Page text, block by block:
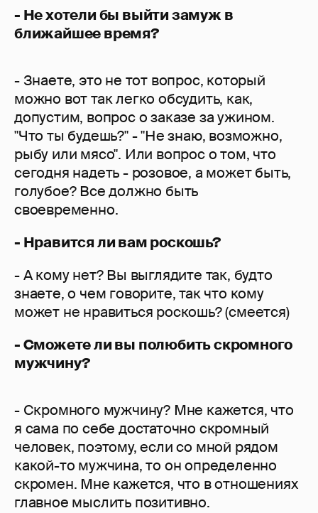
- Не хотели бы выйти замуж в
ближайшее время?
- Знаете, это не тот вопрос, который
можно вот так легко обсудить, как,
допустим, вопрос о заказе за ужином.
"Что ты будешь?" - "Не знаю, возможно,
рыбу или мясо". Или вопрос о том, что
сегодня надеть - розовое, а может быть,
голубое? Все должно быть
своевременно.
- Нравится ли вам роскошь?
- А кому нет? Вы выглядите так, будто
знаете, о чем говорите, так что кому
может не нравиться роскошь? (смеется)
- Сможете ли вы полюбить скромного
мужчину?
- Скромного мужчину? Мне кажется, что
я сама по себе достаточно скромный
человек, поэтому, если со мной рядом
какой-то мужчина, то он определенно
скромен. Мне кажется, что в отношениях
главное мыслить позитивно.